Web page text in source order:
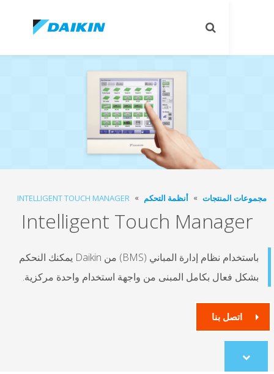
أنظمة التحكم INTELLIGENT TOUCH MANAGER
Intelligent Touch
باستخدام نظام إدارة المباني (BMS) من Daikin يمكنك النحكم
بكامل المبنى من واجهة استخدام واحدة مركزية.
بنا